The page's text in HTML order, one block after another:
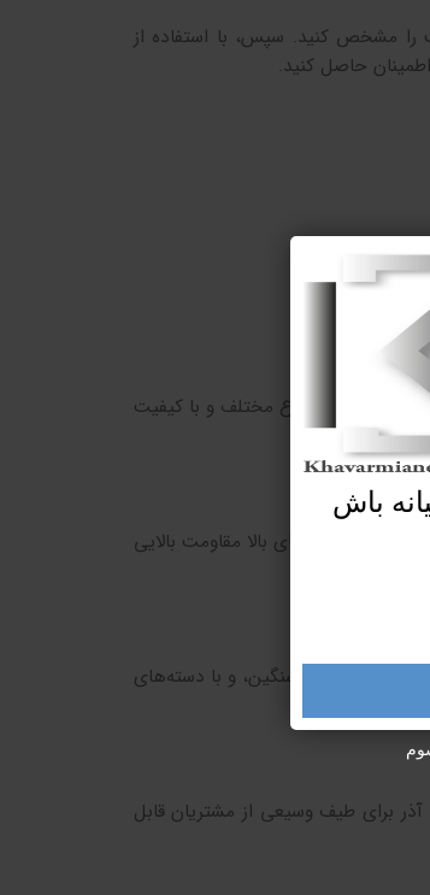
مشخص کنید. سپس، با استفاده از
حاصل کنید.
خود را در انواع مختلف و با کیفیت
برابر فشار و دمای بالا مقاومت بالایی
بدنه‌های سبک و سنگین، و با دسته‌های
برای طیف وسیعی از مشتریان قابل
باش